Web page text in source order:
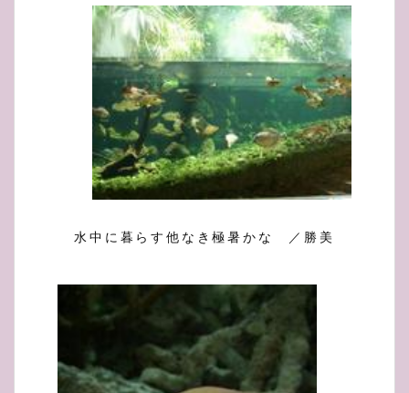
水中に暮らす他なき極暑かな ／勝美